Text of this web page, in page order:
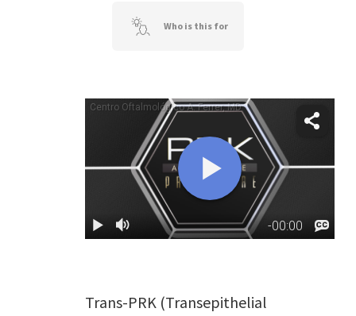
Who is this for
Trans-PRK (Transepithelial